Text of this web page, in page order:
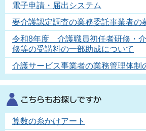
電子申請・届出システム
要介護認定調査の業務委託事業者の
令和8年度 介護職員初任者研修・
修等の受講料の一部助成について
介護サービス事業者の業務管理体制
算数の糸かけアート